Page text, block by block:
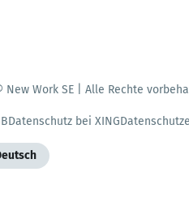
New Work SE | Alle Rechte
Datenschutz bei XING